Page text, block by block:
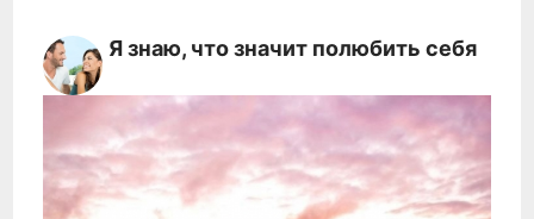
Я знаю, что значит полюбить себя